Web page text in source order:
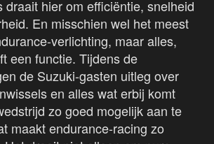
draait hier om efficiëntie, snelheid
En misschien wel het meest
verlichting, maar alles,
een functie. Tijdens de
de Suzuki-gasten uitleg over
en alles wat erbij komt
zo goed mogelijk aan te
maakt endurance-racing zo